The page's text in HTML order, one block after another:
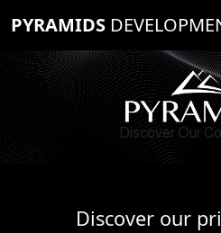
PYRAMIDS
Discover Our
Discover our